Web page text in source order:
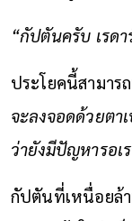
“กัปตันครับ เรดา
ประโยคนี้สามาร
จะลงจอดด้วยตา
ว่ายังมีปัญหารอเ
กัปตันที่เหนื่อยล้